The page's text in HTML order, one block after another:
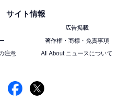
サイト情報
広告掲載
著作権・商標・免責事項
注意
All About ニュースについて